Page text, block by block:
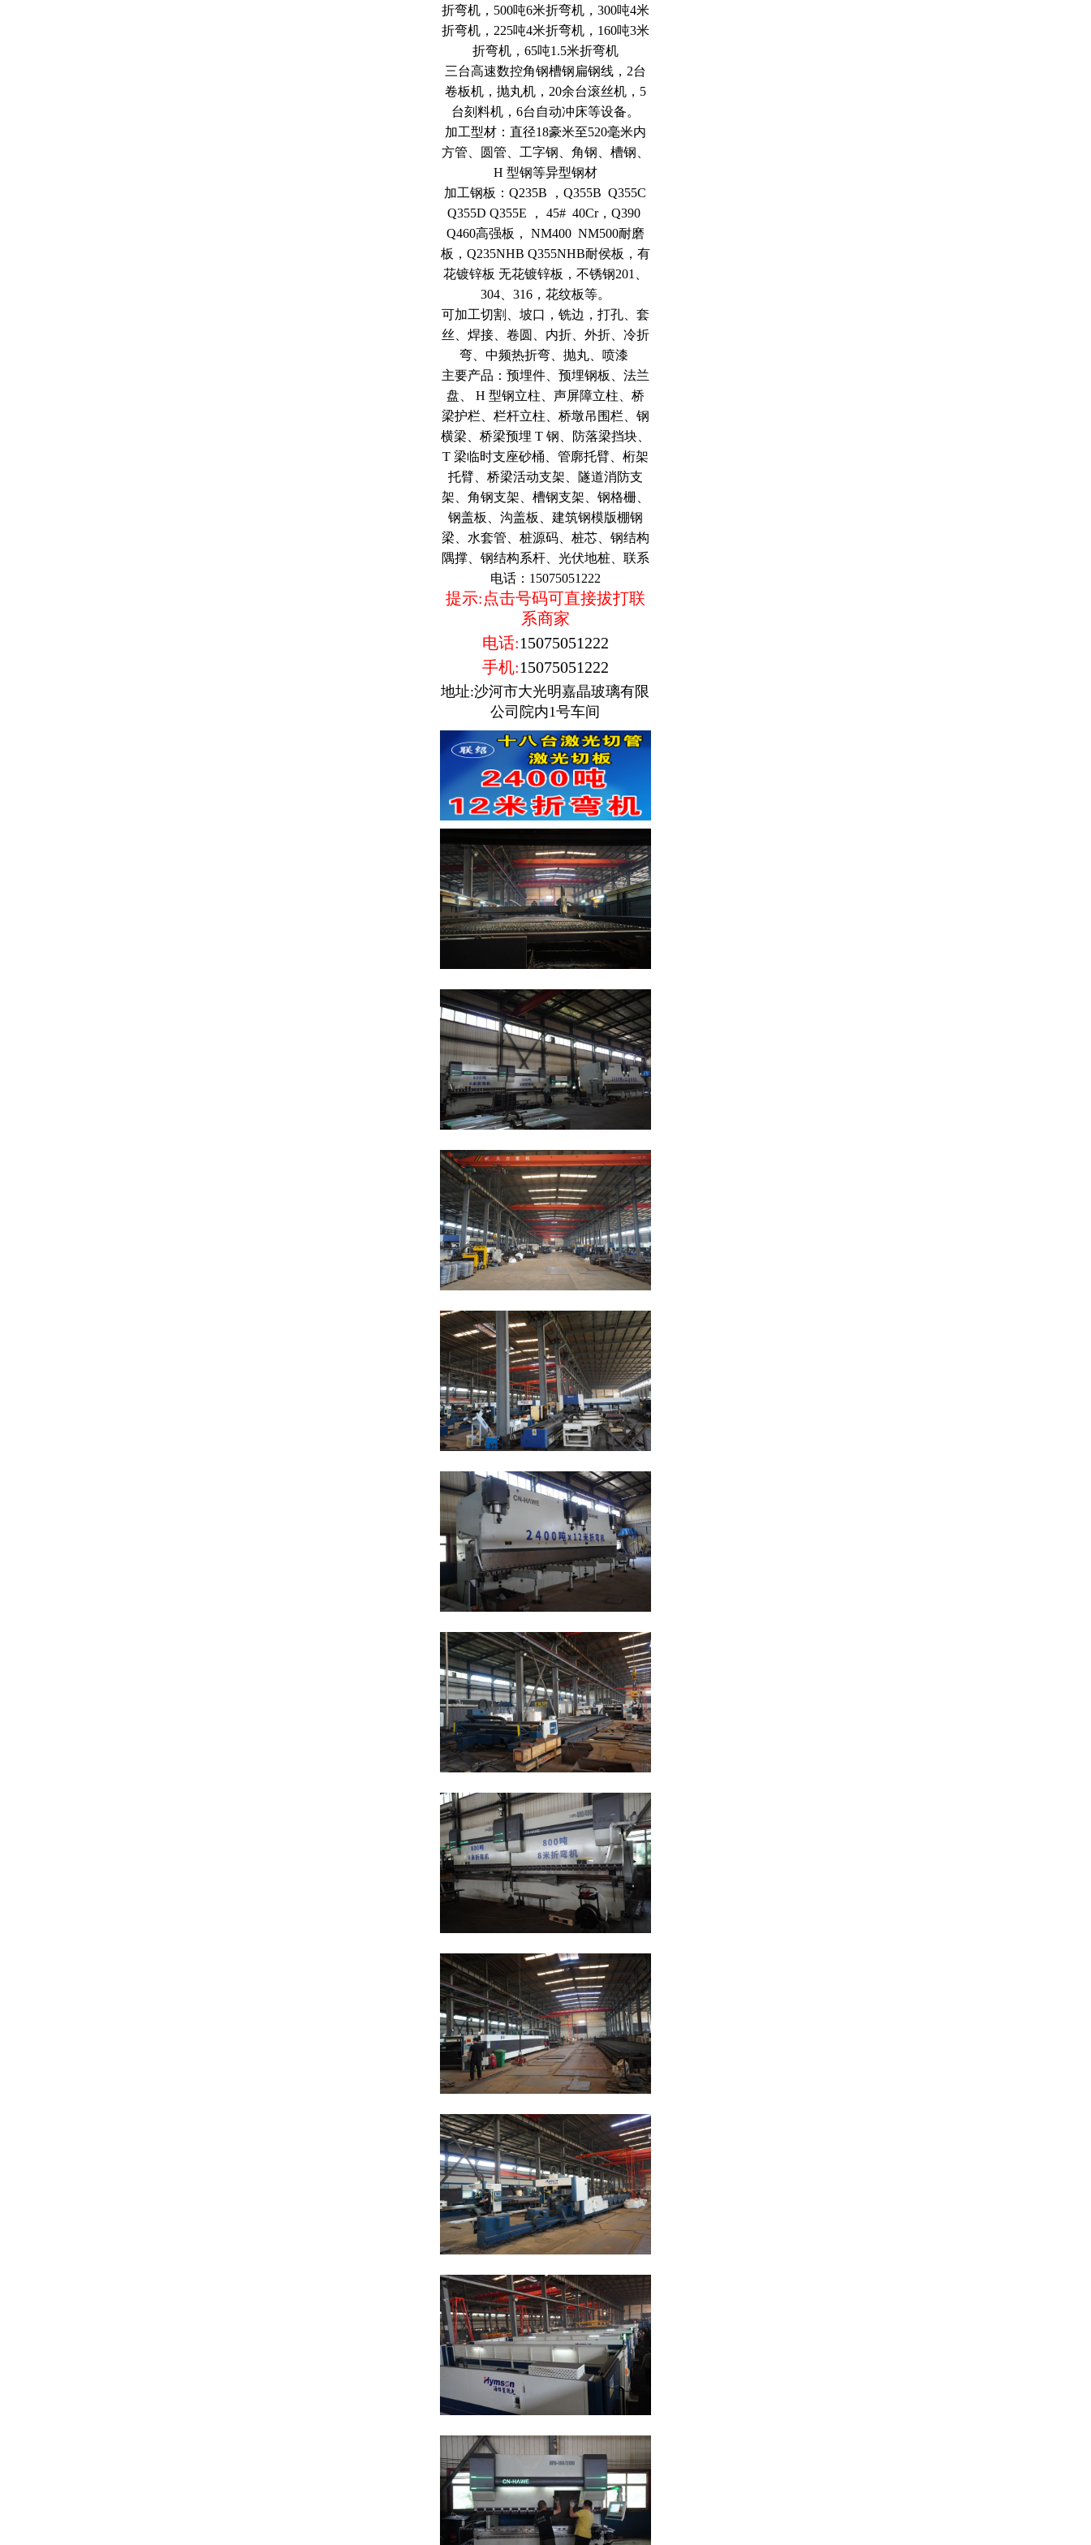
折弯机，500吨6米折弯机，300吨4米
折弯机，225吨4米折弯机，160吨3米
折弯机，65吨1.5米折弯机
三台高速数控角钢槽钢扁钢线，2台
卷板机，抛丸机，20余台滚丝机，5
台刻料机，6台自动冲床等设备。
加工型材：直径18豪米至520毫米内
方管、圆管、工字钢、角钢、槽钢、
H 型钢等异型钢材
加工钢板：Q235B ，Q355B Q355C
Q355D Q355E ， 45# 40Cr，Q390
Q460高强板， NM400 NM500耐磨
板，Q235NHB Q355NHB耐侯板，有
花镀锌板 无花镀锌板，不锈钢201、
304、316，花纹板等。
可加工切割、坡口，铣边，打孔、套
丝、焊接、卷圆、内折、外折、冷折
弯、中频热折弯、抛丸、喷漆
主要产品：预埋件、预埋钢板、法兰
盘、 H 型钢立柱、声屏障立柱、桥
梁护栏、栏杆立柱、桥墩吊围栏、钢
横梁、桥梁预埋 T 钢、防落梁挡块、
T 梁临时支座砂桶、管廓托臂、桁架
托臂、桥梁活动支架、隧道消防支
架、角钢支架、槽钢支架、钢格栅、
钢盖板、沟盖板、建筑钢模版棚钢
梁、水套管、桩源码、桩芯、钢结构
隅撑、钢结构系杆、光伏地桩、联系
电话：15075051222
提示:点击号码可直接拔打联
系商家
电话:15075051222
手机:15075051222
地址:沙河市大光明嘉晶玻璃有限
公司院内1号车间